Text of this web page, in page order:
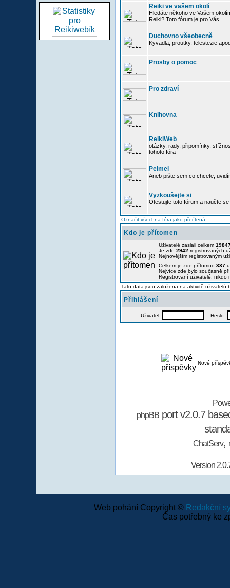
Reiki ve vašem okolí
Hledáte někoho ve Vašem
Reiki? Toto fórum je pro Vás.
Duchovno všeobecně
Kyvadla, proutky, telestezie
Prosby o pomoc
Pro zdraví
Knihovna
ReikiWeb
otázky, rady, připomínky,
tohoto fóra
Pelmel
Aneb pište sem co chcete,
Vyzkoušejte si
Otestujte toto fórum a naučte
Označit všechna fóra jako přečtená
Kdo je přítomen
Uživatelé zaslali celkem
Je zde 2942 registrovaných
Nejnovějším registrovaným
Celkem je zde přítomno 337
Nejvíce zde bylo současně
Registrovaní uživatelé: nikdo
Tato data jsou založena na aktivitě uživatelů
Přihlášení
Uživatel: Heslo:
Nové
phpBBport v2.0.7
ChatServ,
Version
Web pohání Copyright © Redakční
Čas potřebný ke